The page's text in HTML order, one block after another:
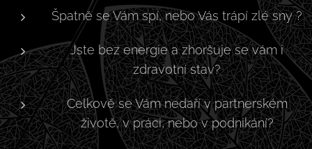
Špatně se Vám spí, nebo Vás trápí zlé sny ?
Jste bez energie a zhoršuje se vám i
zdravotní stav?
Celkově se Vám nedaří v partnerském
životě, v práci, nebo v podnikání?